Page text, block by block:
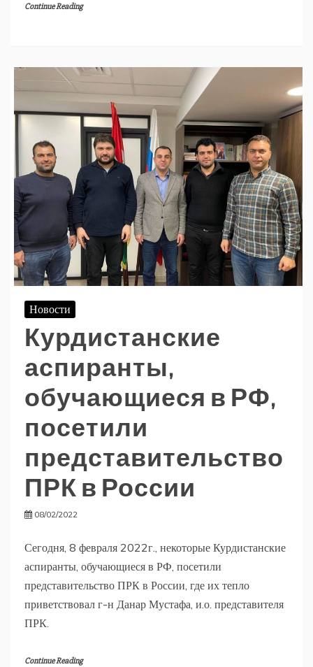
Continue Reading
Новости
Курдистанские
аспиранты,
обучающиеся в РФ,
посетили
представительство
ПРК в России
08/02/2022
Сегодня, 8 февраля 2022г., некоторые Курдистанские
аспиранты, обучающиеся в РФ, посетили
представительство ПРК в России, где их тепло
приветствовал г-н Данар Мустафа, и.о. представителя
ПРК.
Continue Reading